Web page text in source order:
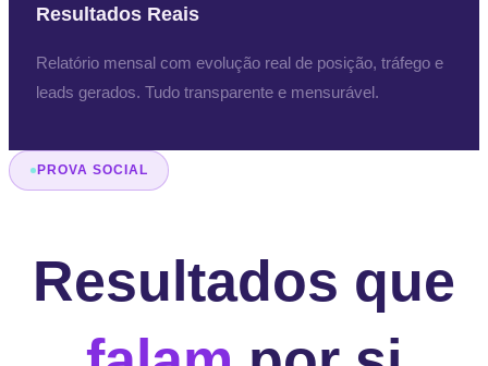
Resultados Reais
Relatório mensal com evolução real de posição, tráfego e
leads gerados. Tudo transparente e mensurável.
PROVA SOCIAL
Resultados que